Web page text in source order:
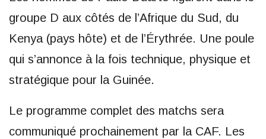
groupe D aux côtés de l’Afrique du Sud, du
Kenya (pays hôte) et de l’Érythrée. Une poule
qui s’annonce à la fois technique, physique et
stratégique pour la Guinée.
Le programme complet des matchs sera
communiqué prochainement par la CAF. Les